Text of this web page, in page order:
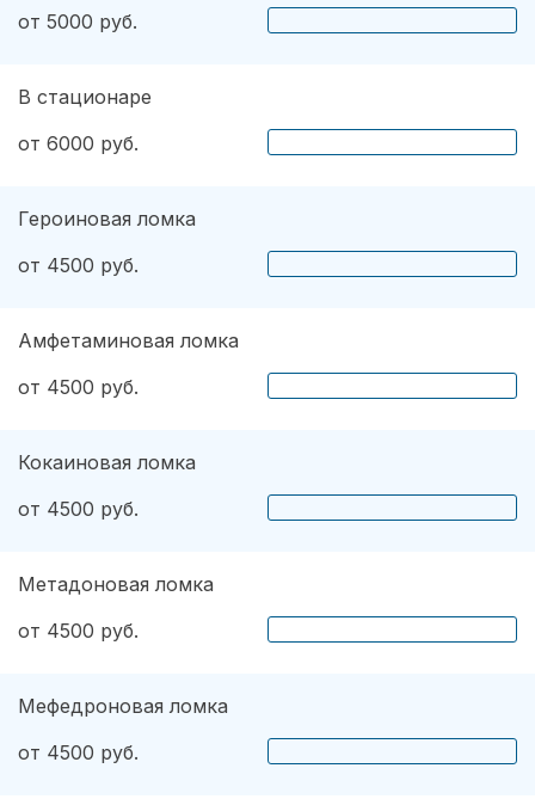
от 5000 руб.
В стационаре
от 6000 руб.
Героиновая ломка
от 4500 руб.
Амфетаминовая ломка
от 4500 руб.
Кокаиновая ломка
от 4500 руб.
Метадоновая ломка
от 4500 руб.
Мефедроновая ломка
от 4500 руб.